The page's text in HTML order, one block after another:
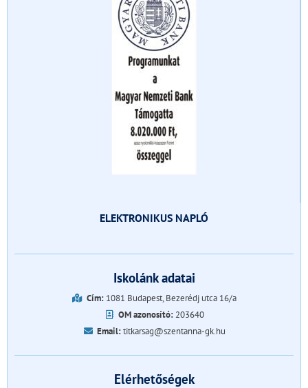
ELEKTRONIKUS NAPLÓ
Iskolánk adatai
Cím:1081 Budapest, Bezerédj utca 16/a
OM azonosító: 203640
Email:titkarsag@szentanna-gk.hu
Elérhetőségek